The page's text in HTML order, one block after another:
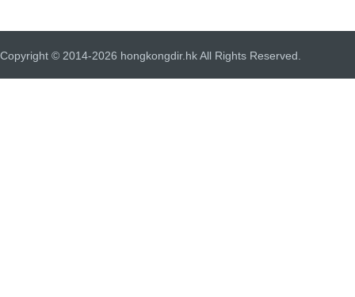
Copyright © 2014-2026 hongkongdir.hk All Rights Reserved.